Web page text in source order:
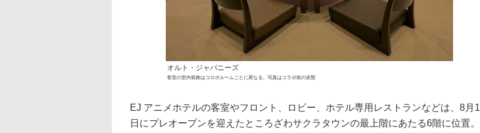
オルト・ジャパニーズ
客室の室内装飾はコロボルームごとに異なる。写真はコラボ前の状態
EJ アニメホテルの客室やフロント、ロビー、ホテル専用レストランなどは、8月1
日にプレオープンを迎えたところざわサクラタウンの最上階にあたる6階に位置。